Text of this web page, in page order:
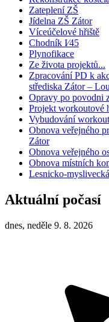
Zateplení ZŠ
Jídelna ZŠ Zátor
Víceúčelové hřiště
Chodník I⁄45
Plynofikace
Ze života projektů...
Zpracování PD k
střediska Zátor –
Opravy po povodni
Projekt workoutové
Vybudování
Obnova veřejného
Zátor
Obnova veřejného
Obnova místních
Lesnicko-
Aktuální počasí
dnes, neděle 9. 8. 2026